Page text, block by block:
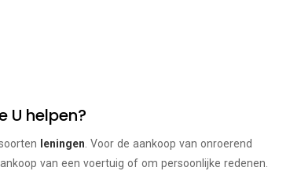
U helpen?
leningen . Voor de aankoop van onroerend
van een voertuig of om persoonlijke redenen.